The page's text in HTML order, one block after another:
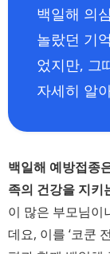
백일해 의
놀랐던 기
었지만, 그
자세히 알
백일해 예방접종
족의 건강을 지키
이 많은 부모님이
데요, 이를 ‘코쿤